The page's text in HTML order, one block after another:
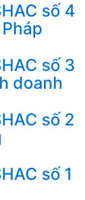
số 4
số 3
doanh
số 2
số 1